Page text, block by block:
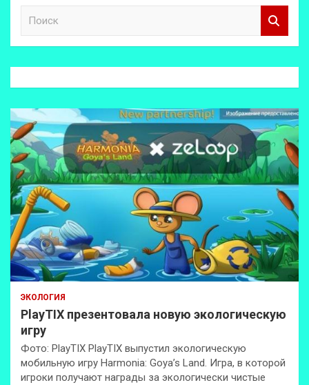
к
ЭКОЛОГИЯ
PlayTIX презентовала новую экологическую
игру
Фото: PlayTIX PlayTIX выпустил экологическую
мобильную игру Harmonia: Goya’s Land. Игра, в которой
игроки получают награды за экологически чистые